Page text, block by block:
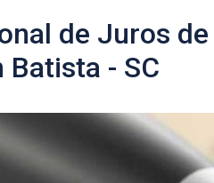
de Juros
Batista - SC